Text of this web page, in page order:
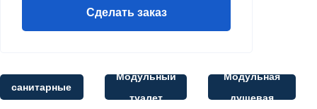
Сделать заказ
санитарные
Модульный
туалет
Модульная
душевая